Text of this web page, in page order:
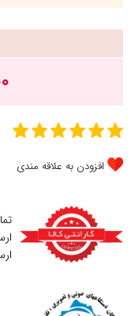
افزودن به علاقه مندی